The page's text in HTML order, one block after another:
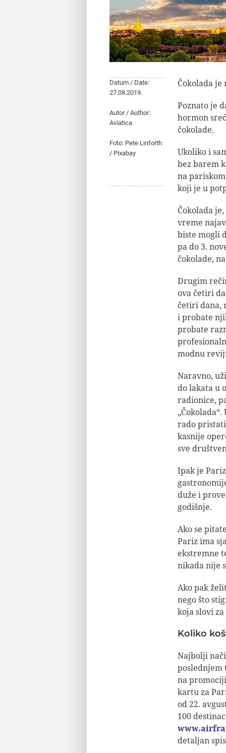
Datum / Date:
27.08.2019.
Autor / Author:
Aviatica
Foto: Pete Linforth
/ Pixabay
Čokolada
Poznato je
hormon
čokolade.
Ukoliko i
bez barem
na
koji je u
Čokolada
vreme
biste mogli
pa do 3.
čokolade,
Drugim
ova četiri
četiri dana,
i probate
probate
modnu
Naravno,
do lakata u
radionice,
rado pristati
kasnije
sve
Ipak je
duže i
godišnje.
Ako se
Pariz ima
ekstremne
nikada nije
Ako pak
nego što
koja slovi
Koliko
Najbolji
poslednjem
na
kartu za
od 22.
100
detaljan